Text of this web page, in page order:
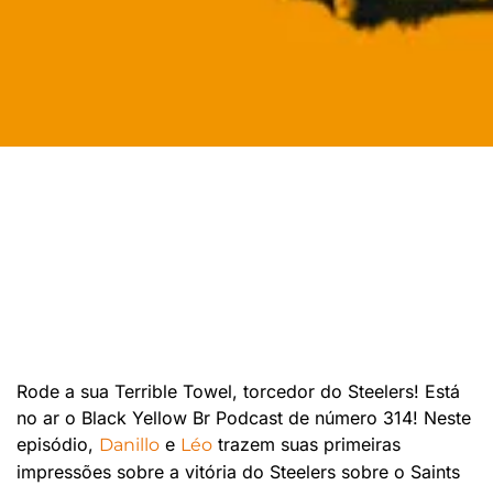
Rode a sua Terrible Towel, torcedor do Steelers! Está
no ar o Black Yellow Br Podcast de número 314! Neste
episódio, Danillo e Léo trazem suas primeiras
impressões sobre a vitória do Steelers sobre o Saints